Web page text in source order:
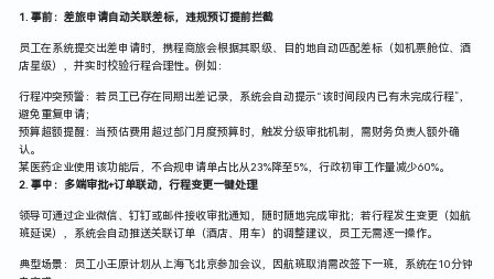
1. 事前：差旅申请自动关联差标，违规预订提前拦截
员工在系统提交出差申请时，携程商旅会根据其职级、目的地自动匹配差标（如机票舱位、酒
店星级），并实时校验行程合理性。例如：
行程冲突预警：若员工已存在同期出差记录，系统会自动提示“该时间段内已有未完成行程”，
避免重复申请；
预算超额提醒：当预估费用超过部门月度预算时，触发分级审批机制，需财务负责人额外确
认。
某医药企业使用该功能后，不合规申请单占比从23%降至5%，行政初审工作量减少60%。
2. 事中：多端审批+订单联动，行程变更一键处理
领导可通过企业微信、钉钉或邮件接收审批通知，随时随地完成审批；若行程发生变更（如航
班延误），系统会自动推送关联订单（酒店、用车）的调整建议，员工无需逐一操作。
典型场景：员工小王原计划从上海飞北京参加会议，因航班取消需改签下一班，系统在10分钟